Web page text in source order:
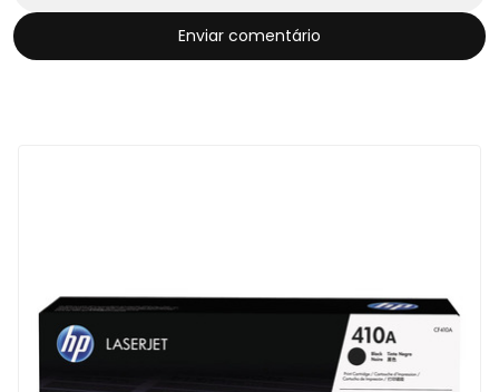
Enviar comentário